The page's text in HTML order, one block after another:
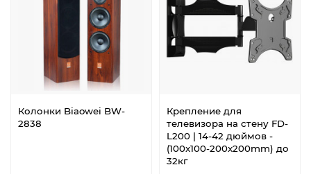
Колонки Biaowei BW-
2838
Крепление для
телевизора на стену FD-
L200 | 14-42 дюймов -
(100x100-200x200mm) до
32кг